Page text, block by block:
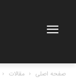
صفحه اصلی مقالات